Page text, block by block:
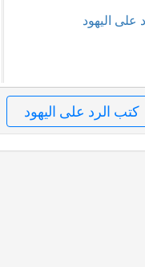
على اليهود
كتب الرد على اليهود